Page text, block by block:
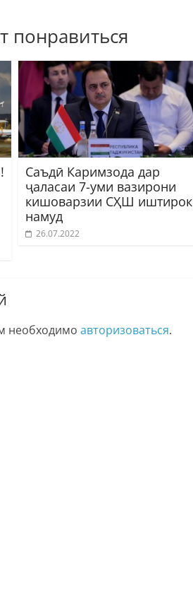
понравиться
Саъдӣ Каримзода дар
ҷаласаи 7-уми вазирони
кишоварзии СҲШ иштирок
намуд
26.07.2022
необходимо авторизоваться.